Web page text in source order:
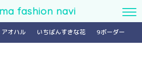
fashion navi
オハル いちばんすきな花 9ボーダー